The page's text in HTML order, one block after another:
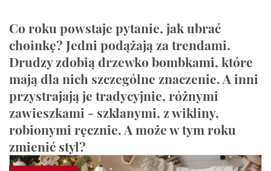
Co roku powstaje pytanie, jak ubrać
choinkę? Jedni podążają za trendami.
Drudzy zdobią drzewko bombkami, które
mają dla nich szczególne znaczenie. A inni
przystrajają je tradycyjnie, różnymi
zawieszkami - szklanymi, z wikliny,
robionymi ręcznie. A może w tym roku
zmienić styl?